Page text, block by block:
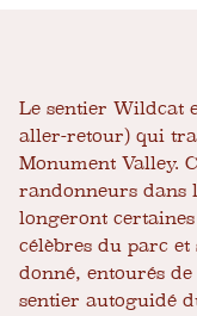
Le sentier Wildcat
aller-retour) qui
Monument Valley.
randonneurs dans
longeront certaines
célèbres du parc
donné, entourés
sentier autoguidé